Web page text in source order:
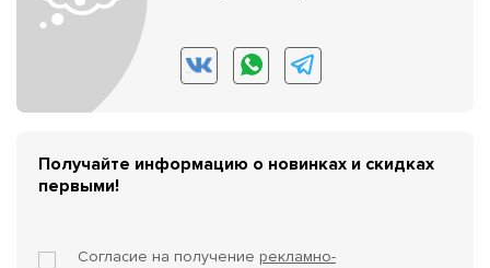
Получайте информацию о новинках и скидках
первыми!
Согласие на получение рекламно-